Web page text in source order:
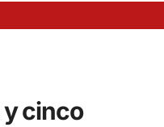
cinco